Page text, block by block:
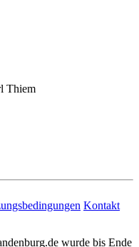
Thiem
Kontakt
wurde bis Ende